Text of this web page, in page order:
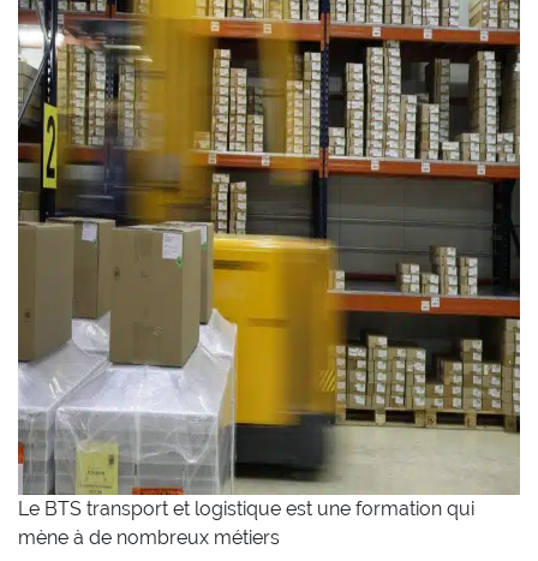
Le BTS transport et logistique est une formation qui
mène à de nombreux métiers